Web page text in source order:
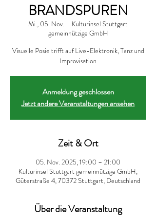
BRANDSPUREN
Mi., 05. Nov.
  |
Kulturinsel Stuttgart
gemeinnützige GmbH
Visuelle Posie trifft auf Live-Elektronik, Tanz und
Improvisation
Anmeldung geschlossen
Jetzt andere Veranstaltungen ansehen
Zeit & Ort
05. Nov. 2025, 19:00 – 21:00
Kulturinsel Stuttgart gemeinnützige GmbH,
Güterstraße 4, 70372 Stuttgart, Deutschland
Über die Veranstaltung